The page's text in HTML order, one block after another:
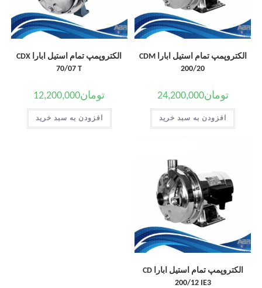
الکتروپمپ تمام استیل ابارا CDM
200/20
تومان24,200,000
افزودن به سبد خرید
الکتروپمپ تمام استیل ابارا CDX
70/07 T
تومان12,200,000
افزودن به سبد خرید
الکتروپمپ تمام استیل ابارا CD
200/12 IE3